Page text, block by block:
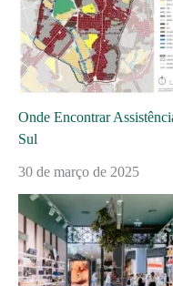
Onde Encontrar
Sul
30 de março de 2025